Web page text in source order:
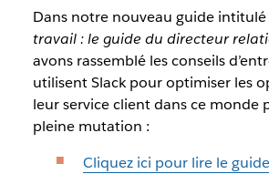
Dans notre nouveau guide intitulé
travail : le guide du directeur
avons rassemblé les conseils
utilisent Slack pour optimiser les
leur service client dans ce monde
pleine mutation :
Cliquez ici pour lire le